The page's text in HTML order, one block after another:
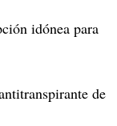
idónea para
de